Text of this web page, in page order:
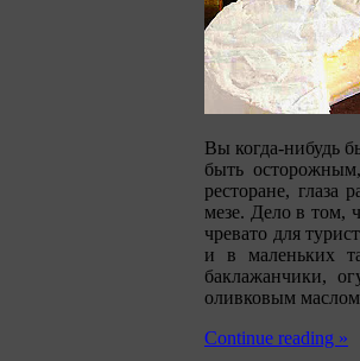
Вы когда-нибудь
быть
ресторане, глаза
мезе. Дело в том,
чревато для
и в маленьких
баклажанчики,
оливковым
Continue reading »